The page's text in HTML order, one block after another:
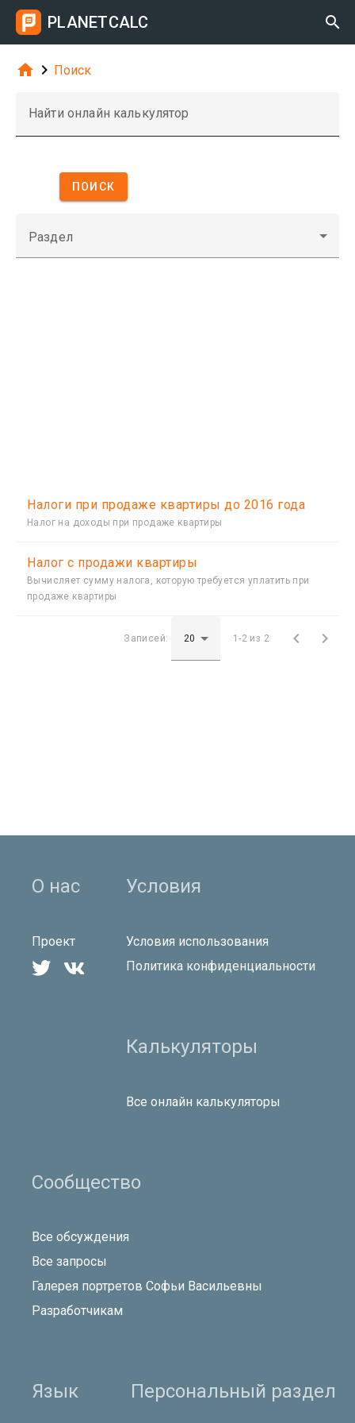
PLANETCALC 
  Поиск
Найти онлайн калькулятор
ПОИСК
Раздел
Налоги при продаже квартиры до 2016 года
Налог на доходы при продаже квартиры
Налог с продажи квартиры
Вычисляет сумму налога, которую требуется уплатить при
продаже квартиры
Записей: 1-2 из 2  
О нас
Проект
 
Условия
Условия использования
Политика конфиденциальности
Калькуляторы
Все онлайн калькуляторы
Сообщество
Все обсуждения
Все запросы
Галерея портретов Софьи Васильевны
Разработчикам
Язык Персональный раздел